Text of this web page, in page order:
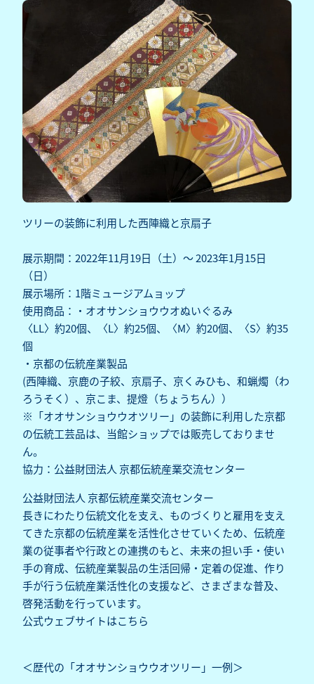
ツリーの装飾に利用した西陣織と京扇子
展示期間：2022年11月19日（土）～ 2023年1月15日
（日）
展示場所：1階ミュージアムョップ
使用商品：・オオサンショウウオぬいぐるみ
〈LL〉約20個、〈L〉約25個、〈M〉約20個、〈S〉約35
個
・京都の伝統産業製品
(西陣織、京鹿の子絞、京扇子、京くみひも、和蝋燭（わ
ろうそく）、京こま、提燈（ちょうちん））
※「オオサンショウウオツリー」の装飾に利用した京都
の伝統工芸品は、当館ショップでは販売しておりませ
ん。
協力：公益財団法人 京都伝統産業交流センター
公益財団法人 京都伝統産業交流センター
長きにわたり伝統文化を支え、ものづくりと雇用を支え
てきた京都の伝統産業を活性化させていくため、伝統産
業の従事者や行政との連携のもと、未来の担い手・使い
手の育成、伝統産業製品の生活回帰・定着の促進、作り
手が行う伝統産業活性化の支援など、さまざまな普及、
啓発活動を行っています。
公式ウェブサイトはこちら
＜歴代の「オオサンショウウオツリー」一例＞